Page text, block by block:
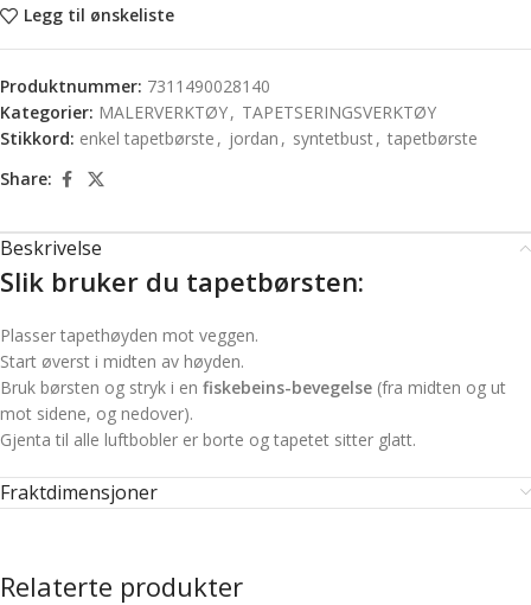
Legg til ønskeliste
Produktnummer: 7311490028140
Kategorier: MALERVERKTØY, TAPETSERINGSVERKTØY
Stikkord: enkel tapetbørste , jordan , syntetbust, tapetbørste
Share:
Beskrivelse
Slik bruker du tapetbørsten:
Plasser tapethøyden mot veggen.
Start øverst i midten av høyden.
Bruk børsten og stryk i en fiskebeins-bevegelse (fra midten og ut
mot sidene, og nedover).
Gjenta til alle luftbobler er borte og tapetet sitter glatt.
Fraktdimensjoner
Relaterte produkter